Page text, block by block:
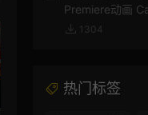
Premiere动画
1304
热门标签